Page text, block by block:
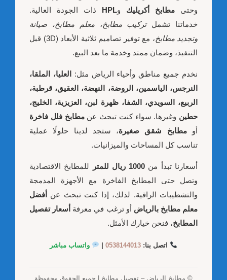
وحتى مطابخ أكريليك وHPL ذات الجودة العالية.
خدماتنا تشملتركيب مطابخ، معلم مطابخ، صيانة
وتجديد مطابخ
، مع توفير تصاميم ثلاثية الأبعاد (3D) قبل
التنفيذ، وضمان ممتد وخدمة ما بعد البيع.
نخدم جميع مناطق وأحياء الرياض مثل:
العليا، الملقا،
النرجس، الياسمين، الروضة، النهضة، العقيق، قرطبة،
الربيع، السويدي، الشفا، ظهرة لبن، العزيزية، الخليج،
حطين وغيرها. سواء كنت تبحث عنمطابخ فلل فاخرة
أومطابخ شقق صغيرة، ستجد لدينا حلولًا عملية
تناسب كل المساحات والميزانيات.
أسعارنا تبدأ من 1000 ريال للمتر
للمطابخ الاقتصادية
وتصل حتى المطابخ الفاخرة مع الأجهزة المدمجة
والتشطيبات الراقية. لذلك، إذا كنت تبحث عن أفضل
معلم مطابخ بالرياض أو ترغب في معرفة أسعار تفصيل
المطابخ، فنحن خيارك الأمثل.
اتصل بنا: 0538144013 واتساب مباشر
© مطابخ الرياض – تفصيل مطابخ | جميع الحقوق محفوظة